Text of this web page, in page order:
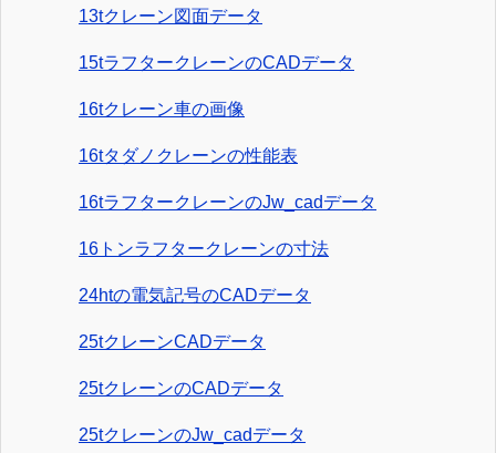
13tクレーン図面データ
15tラフタークレーンのCADデータ
16tクレーン車の画像
16tタダノクレーンの性能表
16tラフタークレーンのJw_cadデータ
16トンラフタークレーンの寸法
24htの電気記号のCADデータ
25tクレーンCADデータ
25tクレーンのCADデータ
25tクレーンのJw_cadデータ